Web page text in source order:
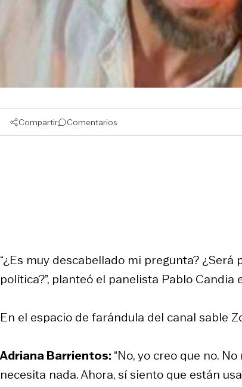
Compartir Comentarios
“¿Es muy descabellado mi pregunta?
política?”, planteó el panelista Pablo Candia
En el espacio de farándula del canal sable
Adriana Barrientos:“No, yo creo que no.
necesita nada. Ahora, sí siento que están